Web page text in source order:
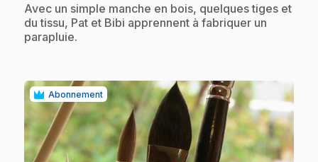
.Avec un simple manche en bois, quelques tiges et
du tissu, Pat et Bibi apprennent à fabriquer un
parapluie.
Abonnement